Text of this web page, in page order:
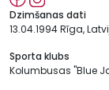
Dzimšanas dati
13.04.1994 Rīga,
Sporta klubs
Kolumbusas "Blue